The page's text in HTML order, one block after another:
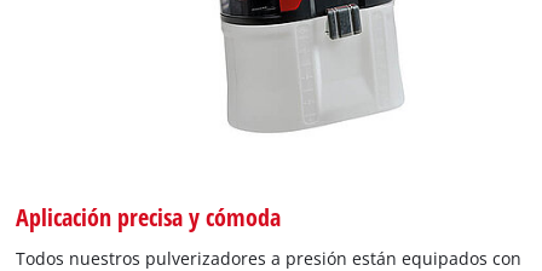
Aplicación precisa y cómoda
Todos nuestros pulverizadores a presión están equipados con